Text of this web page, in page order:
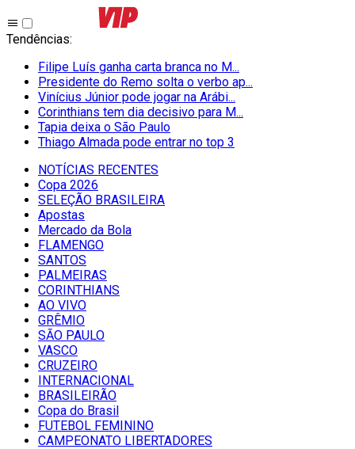
Tendências:
Filipe Luís ganha carta branca no M...
Presidente do Remo solta o verbo ap...
Vinícius Júnior pode jogar na Arábi...
Corinthians tem dia decisivo para M...
Tapia deixa o São Paulo
Thiago Almada pode entrar no top 3
NOTÍCIAS RECENTES
Copa 2026
SELEÇÃO BRASILEIRA
Apostas
Mercado da Bola
FLAMENGO
SANTOS
PALMEIRAS
CORINTHIANS
AO VIVO
GRÊMIO
SĀO PAULO
VASCO
CRUZEIRO
INTERNACIONAL
BRASILEIRÃO
Copa do Brasil
FUTEBOL FEMININO
CAMPEONATO LIBERTADORES